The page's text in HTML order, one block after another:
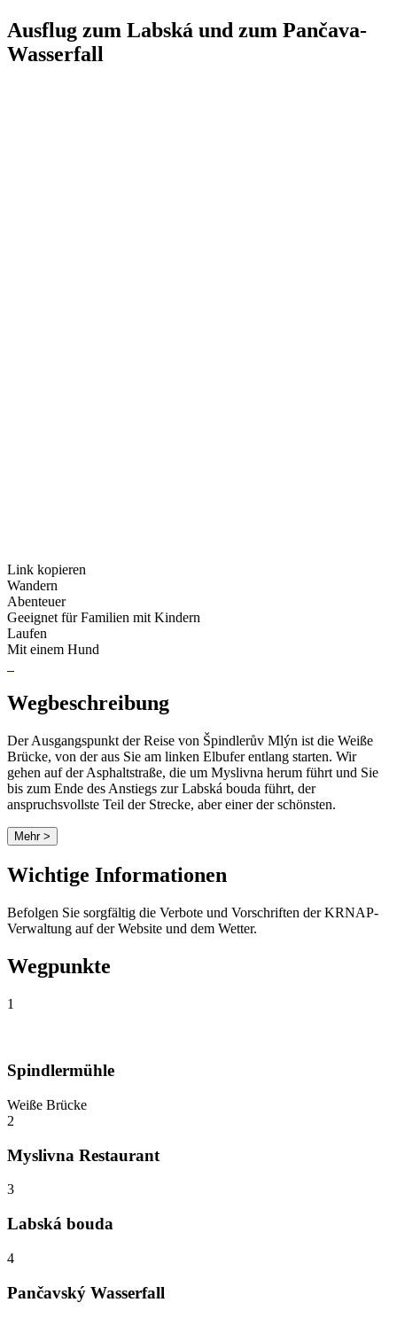
Ausflug zum Labská und zum Pančava-
Wasserfall
Link kopieren
Wandern
Abenteuer
Geeignet für Familien mit Kindern
Laufen
Mit einem Hund
Wegbeschreibung
Der Ausgangspunkt der Reise von Špindlerův Mlýn ist die Weiße
Brücke, von der aus Sie am linken Elbufer entlang starten. Wir
gehen auf der Asphaltstraße, die um Myslivna herum führt und Sie
bis zum Ende des Anstiegs zur Labská bouda führt, der
anspruchsvollste Teil der Strecke, aber einer der schönsten.
Mehr >
Wichtige Informationen
Befolgen Sie sorgfältig die Verbote und Vorschriften der KRNAP-
Verwaltung auf der Website und dem Wetter.
Wegpunkte
1
Spindlermühle
Weiße Brücke
2
Myslivna Restaurant
3
Labská bouda
4
Pančavský Wasserfall